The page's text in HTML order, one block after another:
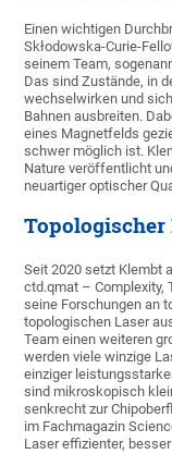
Einen wichtigen
Skłodowska-Curie-
seinem Team,
Das sind Zustände, in
wechselwirken und
Bahnen ausbreiten.
eines Magnetfelds
schwer möglich ist.
Nature veröffentlicht
neuartiger optischer
Seit 2020 setzt Klembt
ctd.qmat – Complexity,
seine Forschungen an
topologischen Laser
Team einen weiteren
werden viele winzige
einziger
sind mikroskopisch
senkrecht zur
im Fachmagazin
Laser effizienter,